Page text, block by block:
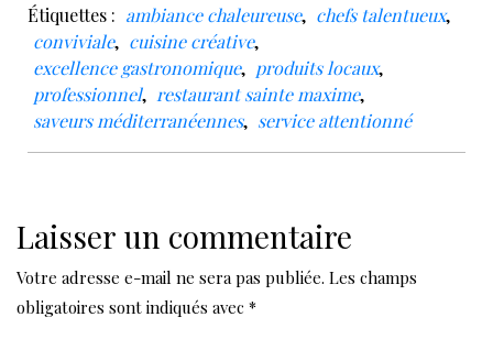
Étiquettes : ambiance chaleureuse, chefs talentueux,
conviviale, cuisine créative,
excellence gastronomique, produits locaux,
professionnel, restaurant sainte maxime,
saveurs méditerranéennes, service attentionné
Laisser un commentaire
Votre adresse e-mail ne sera pas publiée. Les champs
obligatoires sont indiqués avec *